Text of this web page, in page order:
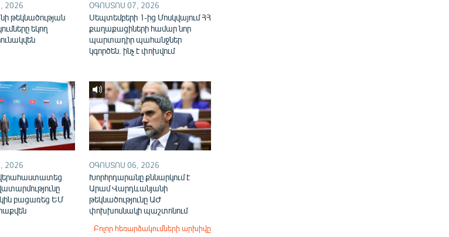
2026
թեկնածության
եկող
ՕԳՈՍՏՈՍ 07, 2026
Սեպտեմբերի 1-ից Մոսկվայում ՀՀ
քաղաքացիների համար նոր
պարտադիր պահանջներ
կգործեն. ինչ է փոխվում
2026
բացառեց ԵՄ
ՕԳՈՍՏՈՍ 06, 2026
Խորհրդարանը քննարկում է
Արամ Վարդևանյանի
թեկնածությունը ԱԺ
փոխխոսնակի պաշտոնում
Բոլոր հեռարձակումների արխիվը